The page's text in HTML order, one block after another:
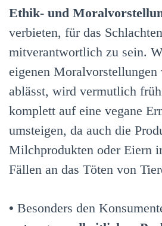
Ethik- und
verbieten, für das
mitverantwortlich zu sein.
eigenen Moralvorstellungen
ablässt, wird vermutlich
komplett auf eine vegane
umsteigen, da auch die
Milchprodukten oder Eiern
Fällen an das Töten von
• Besonders den